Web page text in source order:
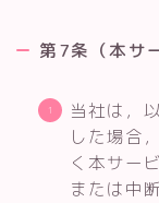
第7条（本サ
当社は，
した場合
く本サー
または中